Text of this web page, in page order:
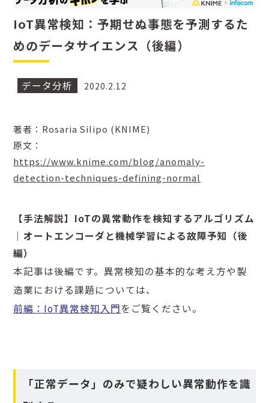
IoT異常検知：予期せぬ事態を予測するた
めのデータサイエンス（後編）
データ分析 2020.2.12
著者：Rosaria Silipo (KNIME)
原文：
https://www.knime.com/blog/anomaly-
detection-techniques-defining-normal
【手法解説】IoTの異常動作を検知するアルゴリズム
｜オートエンコーダと機械学習による故障予知（後
編）
本記事は後編です。異常検知の基本的な考え方や製
造業における課題については、
前編：IoT異常検知入門をご覧ください。
「正常データ」のみで疑わしい異常動作を識